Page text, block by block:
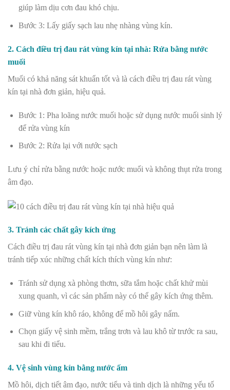
giúp làm dịu cơn đau khó chịu.
Bước 3: Lấy giấy sạch lau nhẹ nhàng vùng kín.
2. Cách điều trị đau rát vùng kín tại nhà: Rửa bằng nước
muối
Muối có khả năng sát khuẩn tốt và là cách điều trị đau rát vùng
kín tại nhà đơn giản, hiệu quả.
Bước 1: Pha loãng nước muối hoặc sử dụng nước muối sinh lý
để rửa vùng kín
Bước 2: Rửa lại với nước sạch
Lưu ý chỉ rửa bằng nước hoặc nước muối và không thụt rửa trong
âm đạo.
3. Tránh các chất gây kích ứng
Cách điều trị đau rát vùng kín tại nhà đơn giản bạn nên làm là
tránh tiếp xúc những chất kích thích vùng kín như:
Tránh sử dụng xà phòng thơm, sữa tắm hoặc chất khử mùi
xung quanh, vì các sản phẩm này có thể gây kích ứng thêm.
Giữ vùng kín khô ráo, không để mồ hôi gây nấm.
Chọn giấy vệ sinh mềm, trắng trơn và lau khô từ trước ra sau,
sau khi đi tiểu.
4. Vệ sinh vùng kín bằng nước ấm
Mồ hôi, dịch tiết âm đạo, nước tiểu và tinh dịch là những yếu tố